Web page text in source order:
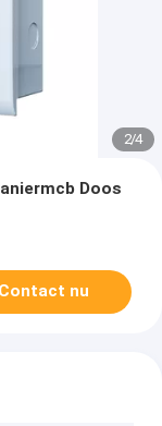
2/4
Doos
Contact nu